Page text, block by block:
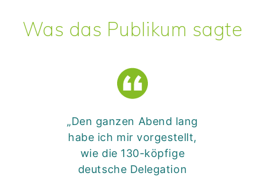
Was das Publikum sagte
„Den ganzen Abend lang
habe ich mir vorgestellt,
wie die 130-köpfige
deutsche Delegation